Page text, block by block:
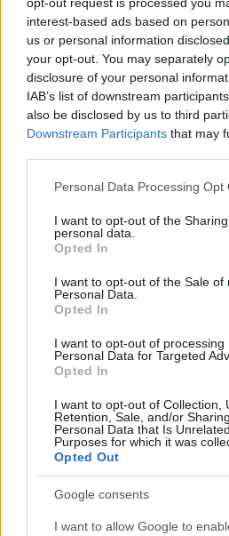
interest-based ads based on
us or personal information
your opt-out. You may separately
disclosure of your personal
IAB’s list of downstream
also be disclosed by us to third
Downstream Participants that may
Please note that this website/app
not limited to your visit or usage
grant or deny consent to Google
use your data for below specified
consent section.
Personal Data Processing Opt
I want to opt-out of the
personal data.
Opted In
I want to opt-out of the Sale of
Personal Data.
Opted In
I want to opt-out of processing
Personal Data for Targeted
Opted In
I want to opt-out of Collection,
Retention, Sale, and/or
Personal Data that Is
Purposes for which it was
Opted Out
Google consents
I want to allow Google to
AUTORE
Anna Innocenti
Anna Innocenti ha
le registrazioni del
Verona dopo una
collabora a coperture
Laureata al polo
rotonde locali sulla